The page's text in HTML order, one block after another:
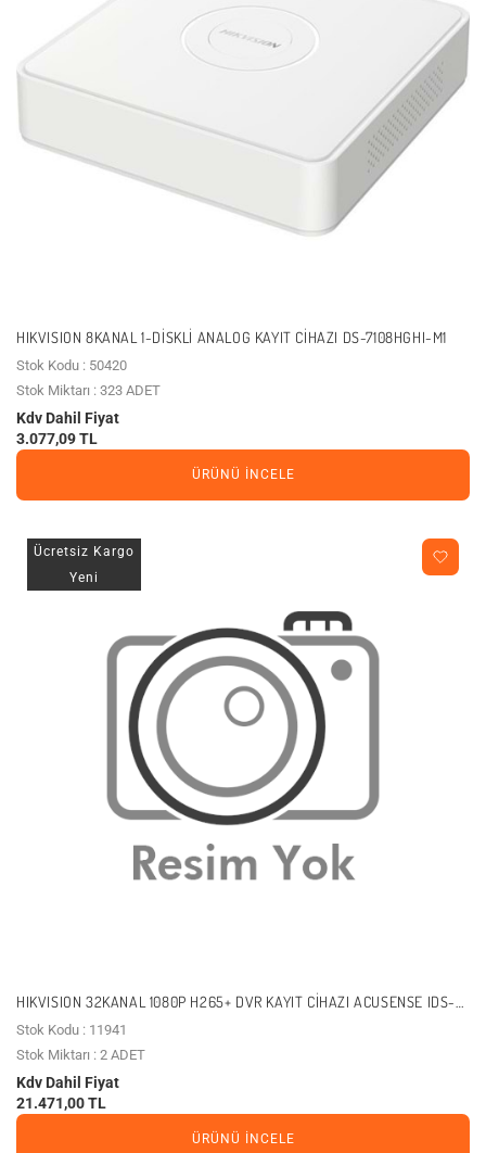
HIKVISION 8KANAL 1-DISKLI ANALOG KAYIT CIHAZI DS-7108HGHI-M1
Stok Kodu : 50420
Stok Miktarı : 323 ADET
Kdv Dahil Fiyat
3.077,09 TL
ÜRÜNÜ İNCELE
Ücretsiz Kargo
Yeni
HIKVISION 32KANAL 1080P H265+ DVR KAYIT CIHAZI ACUSENSE IDS-
7232HQHI-M2/XT
Stok Kodu : 11941
Stok Miktarı : 2 ADET
Kdv Dahil Fiyat
21.471,00 TL
ÜRÜNÜ İNCELE